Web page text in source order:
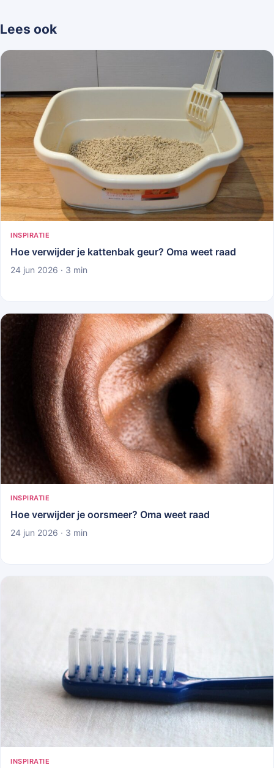
Lees ook
INSPIRATIE
Hoe verwijder je kattenbak geur? Oma weet raad
24 jun 2026 · 3 min
INSPIRATIE
Hoe verwijder je oorsmeer? Oma weet raad
24 jun 2026 · 3 min
INSPIRATIE